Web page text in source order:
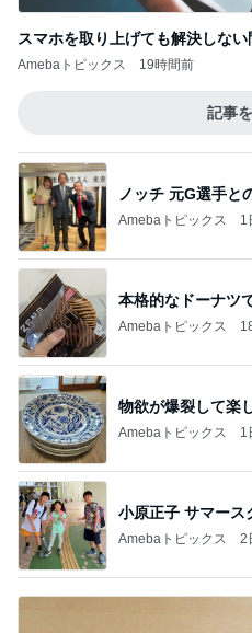
スマホを取り上げても解決しない
Amebaトピックス 19時間前
記事
ノッチ 元G選手と
Amebaトピックス 1
本格的なドーナツ
Amebaトピックス
物欲が爆裂して楽
Amebaトピックス 1
小原正子 サマース
Amebaトピックス 2